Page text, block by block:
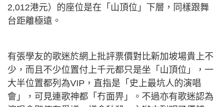
2,012港元）的座位是在「山頂位」下層，同樣跟舞
台距離極遠。
有張學友的歌迷於網上批評票價對比新加坡場貴上不
少，而且不少位置付上千元都只是坐「山頂位」，一
大半位置都列為VIP，直指是「史上最坑人的演唱
會」，可見連歌神都「冇面畀」。不過亦有歌迷認為